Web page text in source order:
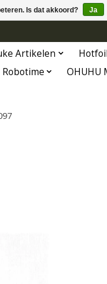
Artikelen
Robotime OHUHU
Is dat akkoord? Ja